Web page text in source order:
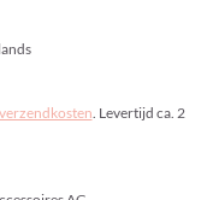
verzendkosten. Levertijd ca. 2